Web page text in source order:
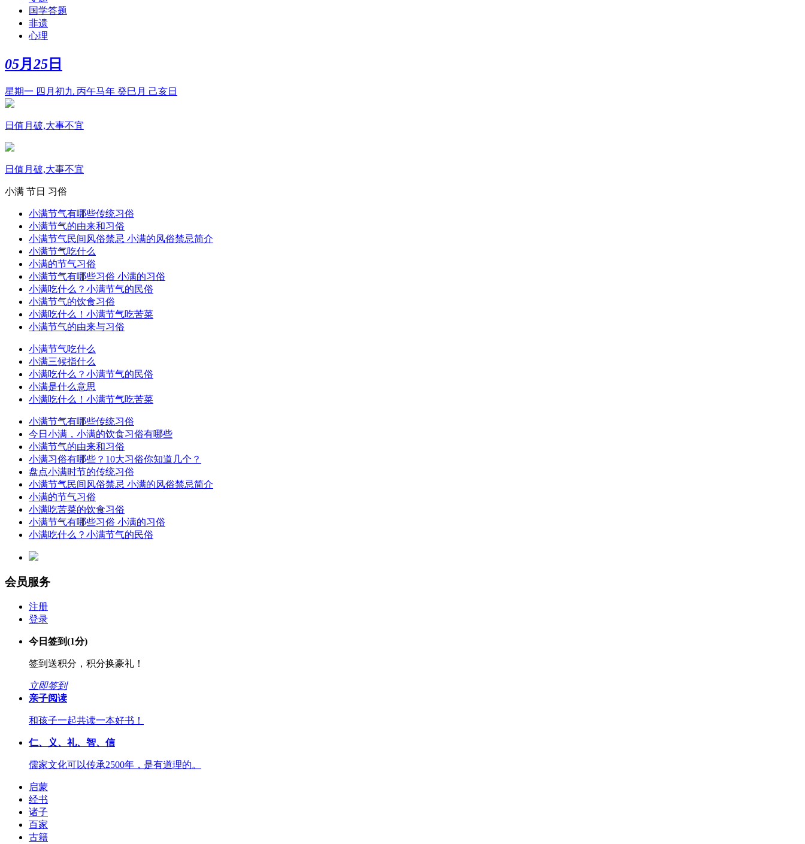
国学答题
非遗
心理
05月 25 日
星期一 四月初九 丙午马年 癸巳月 己亥日
日值月破,大事不宜
日值月破,大事不宜
小满 节日 习俗
小满节气有哪些传统习俗
小满节气的由来和习俗
小满节气民间风俗禁忌 小满的风俗禁忌简介
小满节气吃什么
小满的节气习俗
小满节气有哪些习俗 小满的习俗
小满吃什么？小满节气的民俗
小满节气的饮食习俗
小满吃什么！小满节气吃苦菜
小满节气的由来与习俗
小满节气吃什么
小满三候指什么
小满吃什么？小满节气的民俗
小满是什么意思
小满吃什么！小满节气吃苦菜
小满节气有哪些传统习俗
今日小满，小满的饮食习俗有哪些
小满节气的由来和习俗
小满习俗有哪些？10大习俗你知道几个？
盘点小满时节的传统习俗
小满节气民间风俗禁忌 小满的风俗禁忌简介
小满的节气习俗
小满吃苦菜的饮食习俗
小满节气有哪些习俗 小满的习俗
小满吃什么？小满节气的民俗
会员服务
注册
登录
今日签到(1分)
签到送积分，积分换豪礼！
立即签到
亲子阅读
和孩子一起共读一本好书！
仁、义、礼、智、信
儒家文化可以传承2500年，是有道理的。
启蒙
经书
诸子
百家
古籍